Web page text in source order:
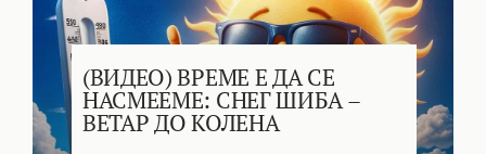
(ВИДЕО) ВРЕМЕ Е ДА СЕ
НАСМЕЕМЕ: СНЕГ ШИБА –
ВЕТАР ДО КОЛЕНА